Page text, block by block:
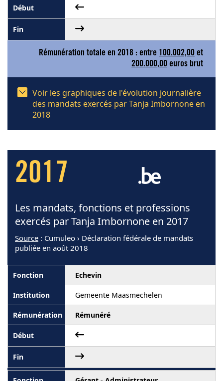
Rémunération totale en 2018 : entre 100.002,00 et
200.000,00 euros brut
Voir les graphiques de l'évolution journalière
des mandats exercés par Tanja Imbornone en
2018
2017
Les mandats, fonctions et professions
exercés par Tanja Imbornone en 2017
Source : Cumuleo › Déclaration fédérale de mandats
publiée en août 2018
Echevin
Gemeente Maasmechelen
Rémunéré